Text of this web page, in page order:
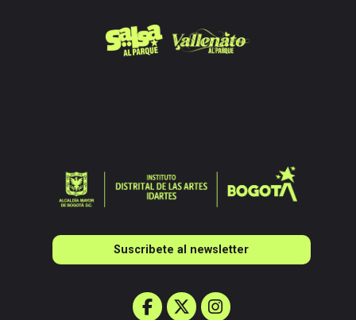
Suscribete al newsletter